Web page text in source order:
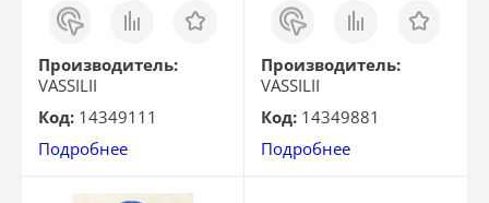
Заказ
в 1
клик
Сравнить Отложить
Производитель:
VASSILII
Код: 14349111
Подробнее
Заказ
в 1
клик
Сравнить Отложить
Производитель:
VASSILII
Код: 14349881
Подробнее